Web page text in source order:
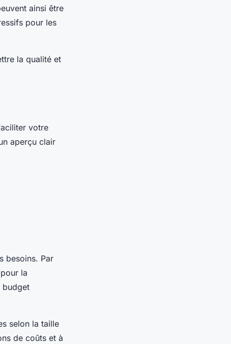
ainsi être
pour les
la qualité et
votre
aperçu clair
besoins. Par
la
budget
selon la taille
de coûts et à